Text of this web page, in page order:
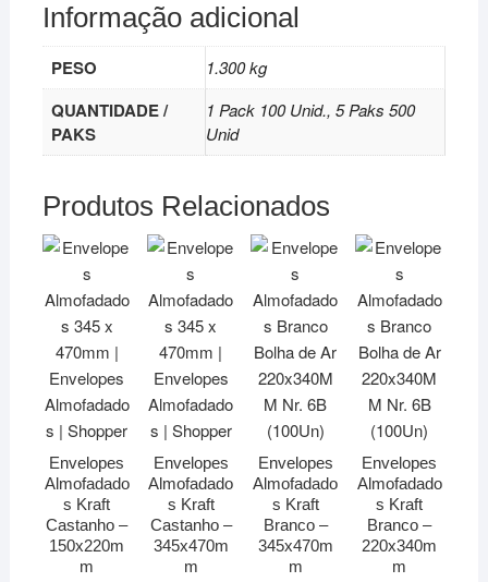
Informação adicional
PESO 1.300 kg
QUANTIDADE /
PAKS
1 Pack 100 Unid., 5 Paks 500
Unid
Produtos Relacionados
Envelopes
Almofadado
s Kraft
Castanho –
150x220m
m
Envelopes
Almofadado
s Kraft
Castanho –
345x470m
m
Envelopes
Almofadado
s Kraft
Branco –
345x470m
m
Envelopes
Almofadado
s Kraft
Branco –
220x340m
m